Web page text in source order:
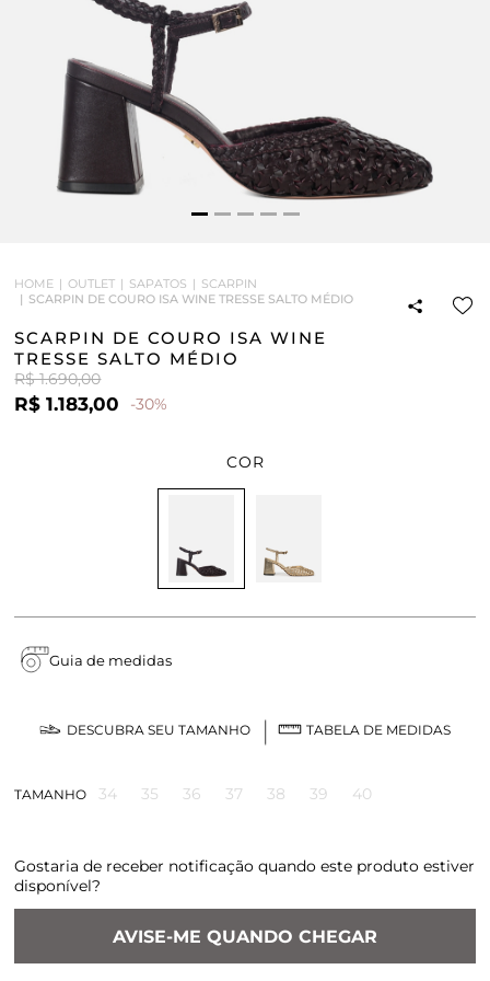
HOME OUTLET SAPATOS
SCARPIN
SCARPIN DE COURO ISA WINE TRESSE SALTO MÉDIO
SCARPIN DE COURO ISA WINE
TRESSE SALTO MÉDIO
R$ 1.690,00
R$ 1.183,00 -30%
COR
Guia de medidas
DESCUBRA SEU TAMANHO TABELA DE MEDIDAS
TAMANHO 34 35 36 37 38 39 40
Gostaria de receber notificação quando este produto estiver
disponível?
AVISE-ME QUANDO CHEGAR